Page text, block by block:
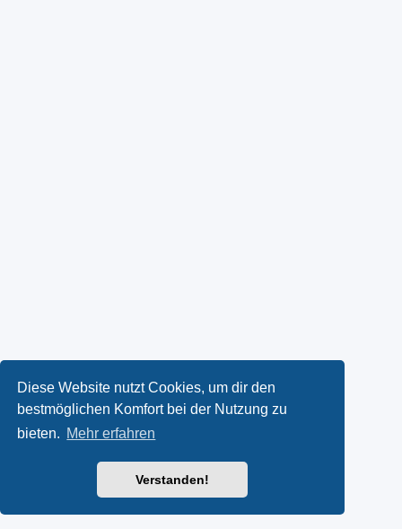
Diese Website nutzt Cookies, um dir den
bestmöglichen Komfort bei der Nutzung zu
bieten. Mehr erfahren
Verstanden!